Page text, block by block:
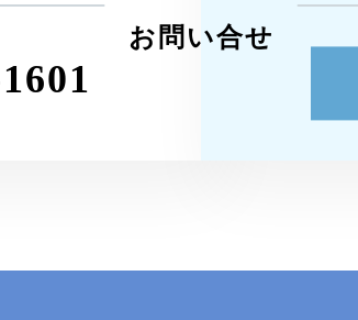
お問い合せ